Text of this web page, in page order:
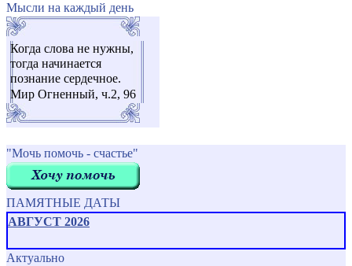
Мысли на каждый день
Когда слова не нужны,
тогда начинается
познание сердечное.
Мир Огненный, ч.2, 96
"Мочь помочь - счастье"
ПАМЯТНЫЕ ДАТЫ
АВГУСТ 2026
Актуально